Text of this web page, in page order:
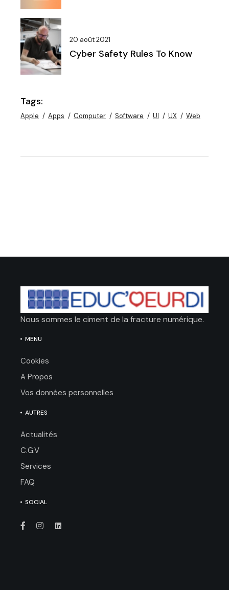
20 août 2021
Cyber Safety Rules To Know
Tags:
Apple Apps Computer Software UI UX Web
Nous sommes le ciment de la fracture numérique.
MENU
Cookies
A Propos
Vos données personnelles
AUTRES
Actualités
C.G.V
Services
FAQ
SOCIAL